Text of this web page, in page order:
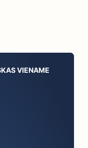
VIENAME